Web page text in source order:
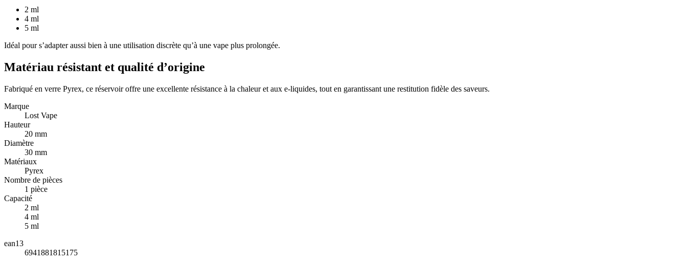
2 ml
4 ml
5 ml
Idéal pour s’adapter aussi bien à une utilisation discrète qu’à une vape plus prolongée.
Matériau résistant et qualité d’origine
Fabriqué en verre Pyrex, ce réservoir offre une excellente résistance à la chaleur et aux e-liquides, tout en garantissant une restitution fidèle des saveurs.
Marque
Lost Vape
Hauteur
20 mm
Diamètre
30 mm
Matériaux
Pyrex
Nombre de pièces
1 pièce
Capacité
2 ml
4 ml
5 ml
ean13
6941881815175